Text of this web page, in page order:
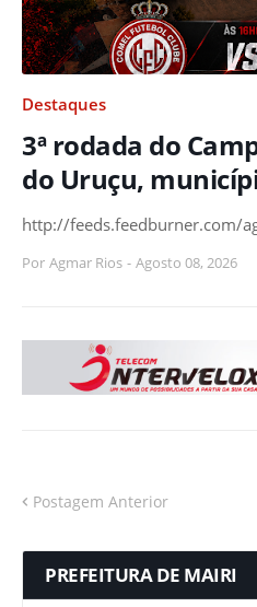
Destaques
3ª rodada do
do Uruçu,
http://feeds.feedburner.com/
Por Agmar Rios - Agosto 08, 2026
Postagem Anterior
PREFEITURA DE MAIRI